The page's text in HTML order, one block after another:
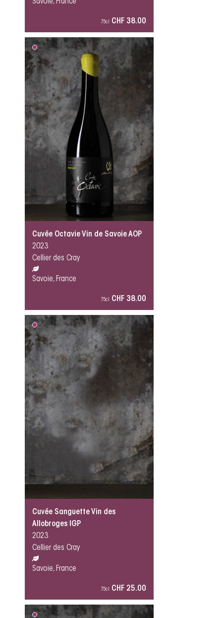
75cl CHF 38.00
Cuvée Octavie Vin de Savoie AOP
2023
Cellier des Cray
Savoie, France
75cl CHF 38.00
Cuvée Sanguette Vin des
Allobroges IGP
2023
Cellier des Cray
Savoie, France
75cl CHF 25.00